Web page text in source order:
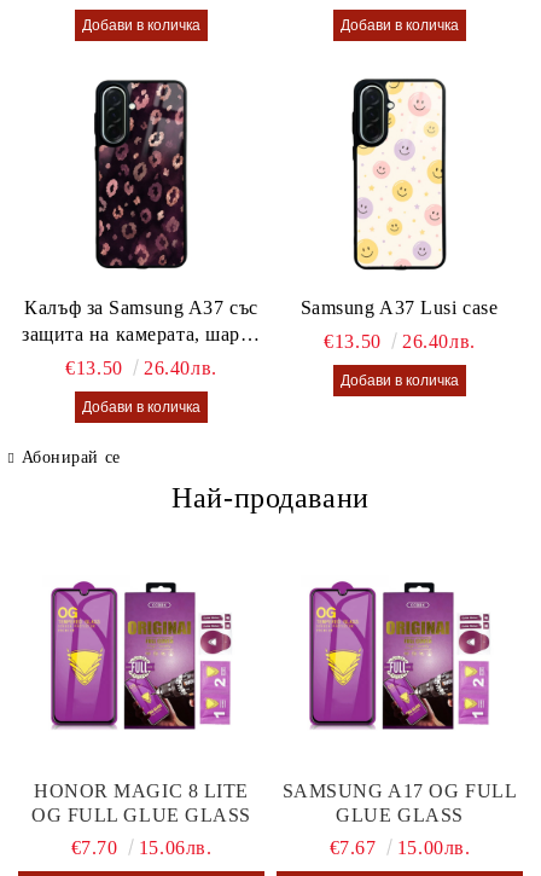
Калъф за Samsung A37 със
защита на камерата, шарен
калъф Lusi case
€13.50 26.40лв.
Samsung A37 Lusi case
€13.50
26.40лв.
Абонирай се
Най-продавани
HONOR MAGIC 8 LITE
OG FULL GLUE GLASS
€7.70
15.06лв.
SAMSUNG A17 OG FULL
GLUE GLASS
€7.67
15.00лв.